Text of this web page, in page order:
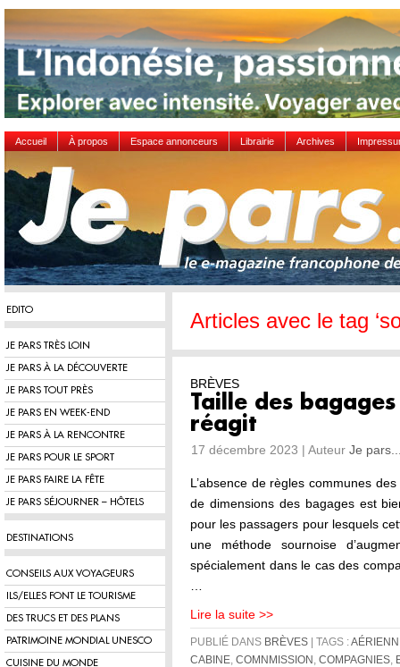
Accueil À propos Espace annonceurs Librairie Archives
EDITO
JE PARS TRÈS LOIN
JE PARS À LA DÉCOUVERTE
JE PARS TOUT PRÈS
JE PARS EN WEEK-END
JE PARS À LA RENCONTRE
JE PARS POUR LE SPORT
JE PARS FAIRE LA FÊTE
JE PARS SÉJOURNER – HÔTELS
DESTINATIONS
CONSEILS AUX VOYAGEURS
ILS/ELLES FONT LE TOURISME
DES TRUCS ET DES PLANS
PATRIMOINE MONDIAL UNESCO
CUISINE DU MONDE
Articles avec le tag
BRÈVES
Taille des
réagit
17 décembre 2023 | Auteur Je
L’absence de règles communes
de dimensions des bagages est
pour les passagers pour lesquels
une méthode sournoise
spécialement dans le cas des
Lire la suite >>
PUBLIÉ DANS BRÈVES | TAGS :
CABINE COMNMISSION COMPAGNIES